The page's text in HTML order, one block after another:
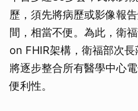
歷，須先將病歷或影像報
間，相當不便。為此，衛
on FHIR架構，衛福部次
將逐步整合所有醫學中心
便利性。